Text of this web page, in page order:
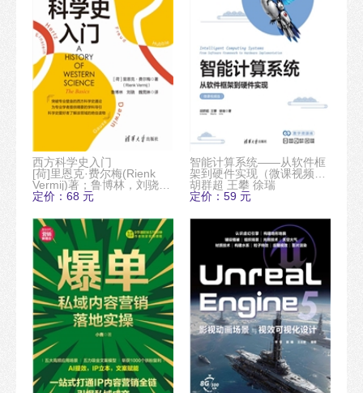
西方科学史入门
[荷]里恩克·费尔梅(Rienk
Vermij)著；鲁博林，刘骁，
魏莞琳 译
定价：68 元
智能计算系统——从软件框
架到硬件实现（微课视频
版）
胡群超 王攀 徐瑞
定价：59 元